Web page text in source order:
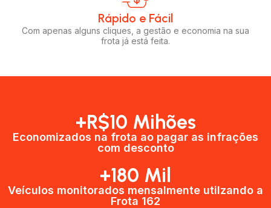
Rápido e Fácil​
Com apenas alguns cliques, a gestão e economia na sua
frota já está feita.
+R$10 Mihões
Economizados na frota ao pagar as infrações
com desconto
+180 Mil
Veículos monitorados mensalmente utilzando a
Frota 162